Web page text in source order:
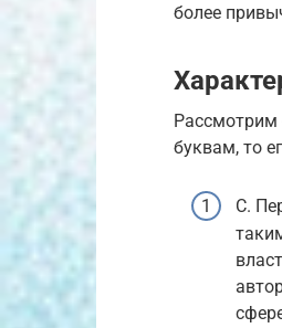
более
Рассмотрим
буквам, то
С.